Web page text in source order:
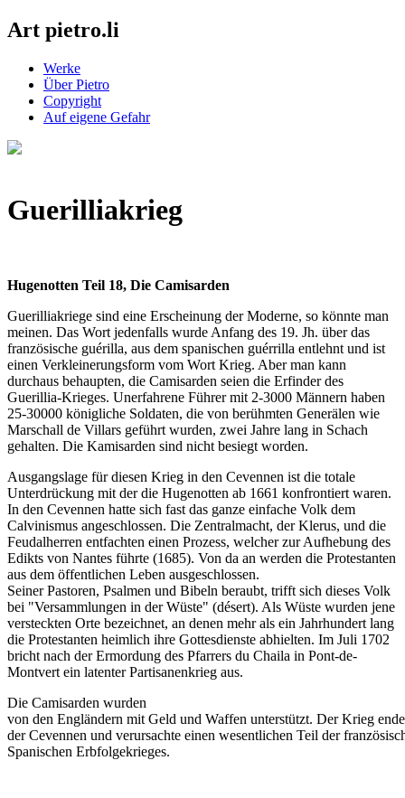
Art pietro.li
Werke
Über Pietro
Copyright
Auf eigene Gefahr
Guerilliakrieg
Hugenotten Teil 18, Die Camisarden
Guerilliakriege sind eine Erscheinung der Moderne, so könnte man
meinen. Das Wort jedenfalls wurde Anfang des 19. Jh. über das
französische guérilla, aus dem spanischen guérrilla entlehnt und ist
einen Verkleinerungsform vom Wort Krieg. Aber man kann
durchaus behaupten, die Camisarden seien die Erfinder des
Guerillia-Krieges. Unerfahrene Führer mit 2-3000 Männern haben
25-30000 königliche Soldaten, die von berühmten Generälen wie
Marschall de Villars geführt wurden, zwei Jahre lang in Schach
gehalten. Die Kamisarden sind nicht besiegt worden.
Ausgangslage für diesen Krieg in den Cevennen ist die totale
Unterdrückung mit der die Hugenotten ab 1661 konfrontiert waren.
In den Cevennen hatte sich fast das ganze einfache Volk dem
Calvinismus angeschlossen. Die Zentralmacht, der Klerus, und die
Feudalherren entfachten einen Prozess, welcher zur Aufhebung des
Edikts von Nantes führte (1685). Von da an werden die Protestanten
aus dem öffentlichen Leben ausgeschlossen.
Seiner Pastoren, Psalmen und Bibeln beraubt, trifft sich dieses Volk
bei "Versammlungen in der Wüste" (désert). Als Wüste wurden jene
versteckten Orte bezeichnet, an denen mehr als ein Jahrhundert lang
die Protestanten heimlich ihre Gottesdienste abhielten. Im Juli 1702
bricht nach der Ermordung des Pfarrers du Chaila in Pont-de-
Montvert ein latenter Partisanenkrieg aus.
Die Camisarden wurden
von den Engländern mit Geld und Waffen unterstützt. Der Krieg
der Cevennen und verursachte einen wesentlichen Teil der
Spanischen Erbfolgekrieges.